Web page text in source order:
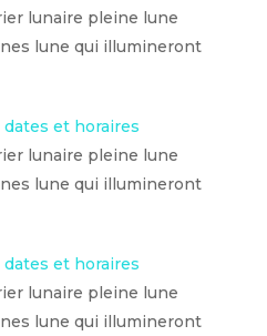
lunaire pleine lune
lune qui illumineront
dates et horaires
lunaire pleine lune
lune qui illumineront
dates et horaires
lunaire pleine lune
lune qui illumineront